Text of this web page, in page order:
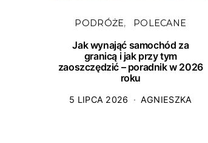
PODRÓŻE POLECANE
Jak wynająć samochód za
granicą i jak przy tym
zaoszczędzić – poradnik w 2026
roku
5 LIPCA 2026 AGNIESZKA